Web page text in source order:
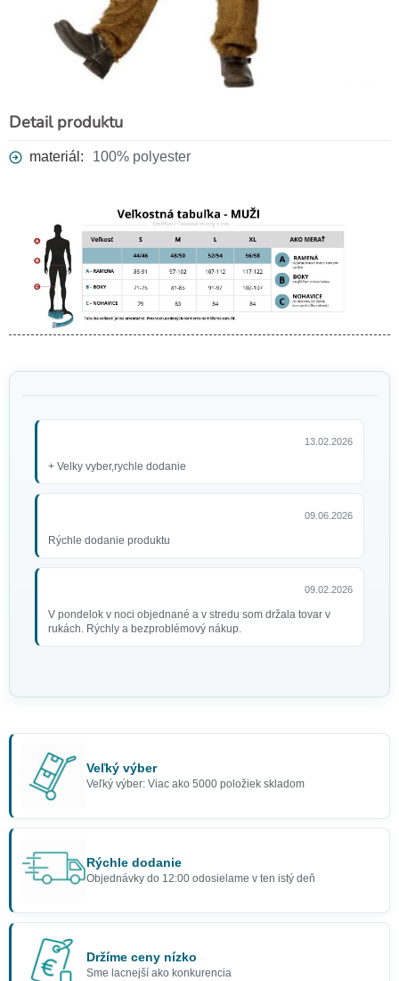
Detail produktu
materiál: 100% polyester
13.02.2026
+ Velky vyber,rychle dodanie
09.06.2026
Rýchle dodanie produktu
09.02.2026
V pondelok v noci objednané a v stredu som držala tovar v
rukách. Rýchly a bezproblémový nákup.
Veľký výber
Veľký výber: Viac ako 5000 položiek skladom
Rýchle dodanie
Objednávky do 12:00 odosielame v ten istý deň
Držíme ceny nízko
Sme lacnejší ako konkurencia